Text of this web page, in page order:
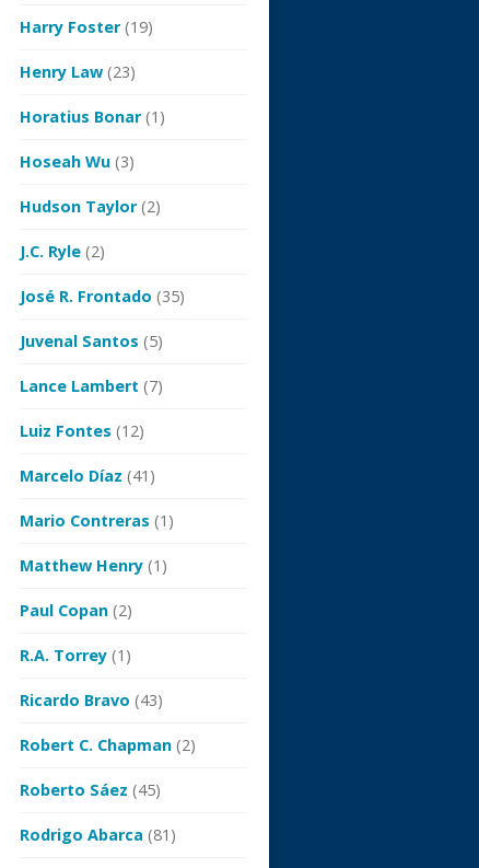
Harry Foster(19)
Henry Law (23)
Horatius Bonar(1)
Hoseah Wu (3)
Hudson Taylor(2)
J.C. Ryle (2)
José R. Frontado (35)
Juvenal Santos (5)
Lance Lambert (7)
Luiz Fontes (12)
Marcelo Díaz (41)
Mario Contreras (1)
Matthew Henry (1)
Paul Copan (2)
R.A. Torrey (1)
Ricardo Bravo (43)
Robert C. Chapman (2)
Roberto Sáez (45)
Rodrigo Abarca (81)